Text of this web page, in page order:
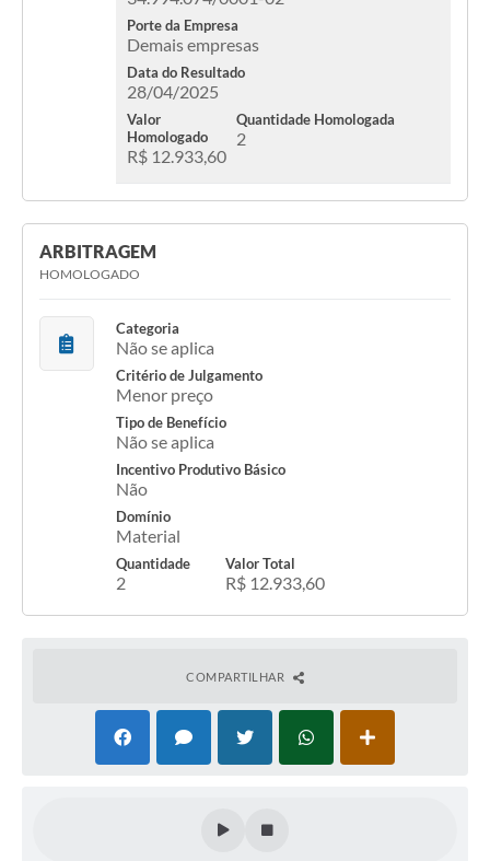
Porte da Empresa
Demais empresas
Data do Resultado
28/04/2025
Valor
Homologado
R$ 12.933,60
Quantidade Homologada
2
ARBITRAGEM
HOMOLOGADO
Categoria
Não se aplica
Critério de Julgamento
Menor preço
Tipo de Benefício
Não se aplica
Incentivo Produtivo Básico
Não
Domínio
Material
Quantidade
2
Valor Total
R$ 12.933,60
COMPARTILHAR